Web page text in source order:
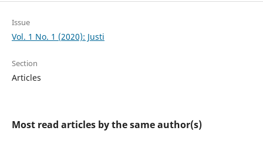
Issue
Vol. 1 No. 1 (2020): Justi
Section
Articles
Most read articles by the same author(s)